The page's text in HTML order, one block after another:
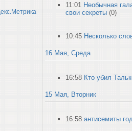
11:01 Необычная
свои секреты (0)
10:45 Несколько
16 Мая, Среда
16:58 Кто убил
15 Мая, Вторник
16:58 антисемиты